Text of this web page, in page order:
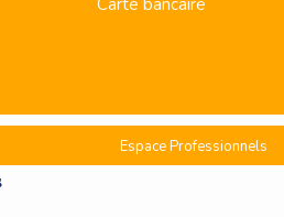
Espace Professionnels